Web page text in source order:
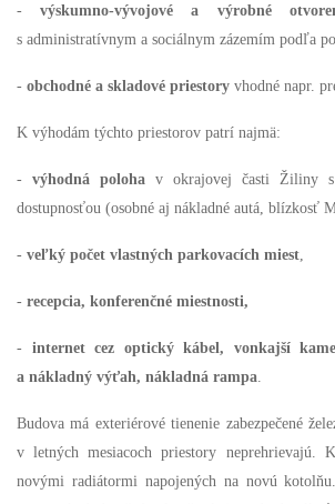
-výskumno-vývojové a výrobné
s administratívnym a sociálnym zázemím podľa
- obchodné a skladové priestory vhodné napr.
K výhodám týchto priestorov patrí najmä:
- výhodná poloha v okrajovej časti Žiliny s
dostupnosťou (osobné aj nákladné autá, blízkosť
- veľký počet vlastných parkovacích miest
- recepcia, konferenčné miestnosti,
- internet cez optický kábel, vonkajší
a nákladný výťah, nákladná rampa
Budova má exteriérové tienenie zabezpečené
v letných mesiacoch priestory neprehrievajú.
novými radiátormi napojených na novú